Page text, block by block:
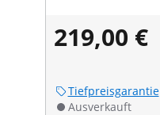
219,00 €
Tiefpreisgarantie
Ausverkauft